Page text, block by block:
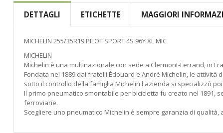
della
galleria
immagini
DETTAGLI ETICHETTE MAGGIORI
MICHELIN 255/35R19 PILOT SPORT 4S 96Y XL MIC
MICHELIN
Michelin è una multinazionale con sede a Clermont-Ferrand, in
Fondata nel 1889 dai fratelli Édouard e André Michelin, le
sotto il controllo della famiglia Michelin l'azienda si specializzò
Il primo pneumatico smontabile per bicicletta fu creato nel 1891,
ferroviarie.
Scegliere uno pneumatico Michelin è sempre garanzia di qualità,